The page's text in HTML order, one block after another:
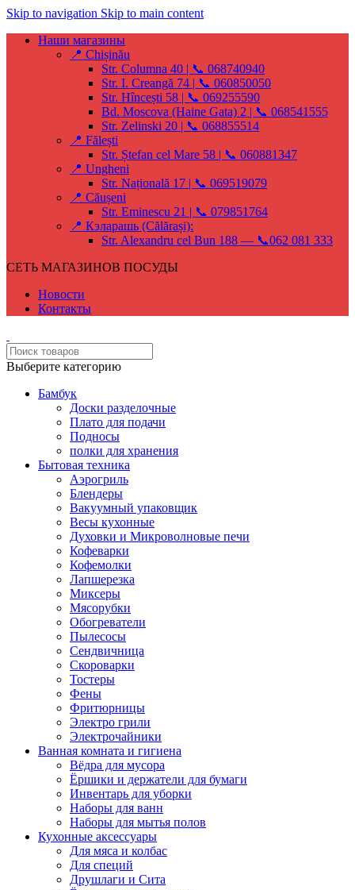
Skip to navigation Skip to main content
Наши магазины
📍 Chișinău
Str. Columna 40 | 📞 068740940
Str. I. Creangă 74 | 📞 060850050
Str. Hîncești 58 | 📞 069255590
Bd. Moscova (Haine Gata) 2 | 📞 068541555
Str. Zelinski 20 | 📞 068855514
📍 Fălești
Str. Ștefan cel Mare 58 | 📞 060881347
📍 Ungheni
Str. Națională 17 | 📞 069519079
📍 Căușeni
Str. Eminescu 21 | 📞 079851764
📍 Кэларашь (Călărași):
Str. Alexandru cel Bun 188 — 📞062 081 333
СЕТЬ МАГАЗИНОВ ПОСУДЫ
Новости
Контакты
Выберите категорию
Бамбук
Доски разделочные
Плато для подачи
Подносы
полки для хранения
Бытовая техника
Аэрогриль
Блендеры
Вакуумный упаковщик
Весы кухонные
Духовки и Микроволновые печи
Кофеварки
Кофемолки
Лапшерезка
Миксеры
Мясорубки
Обогреватели
Пылесосы
Сендвичница
Скороварки
Тостеры
Фены
Фритюрницы
Электро грили
Электрочайники
Ванная комната и гигиена
Вёдра для мусора
Ёршики и держатели для бумаги
Инвентарь для уборки
Наборы для ванн
Наборы для мытья полов
Кухонные аксессуары
Для мяса и колбас
Для специй
Друшлаги и Сита